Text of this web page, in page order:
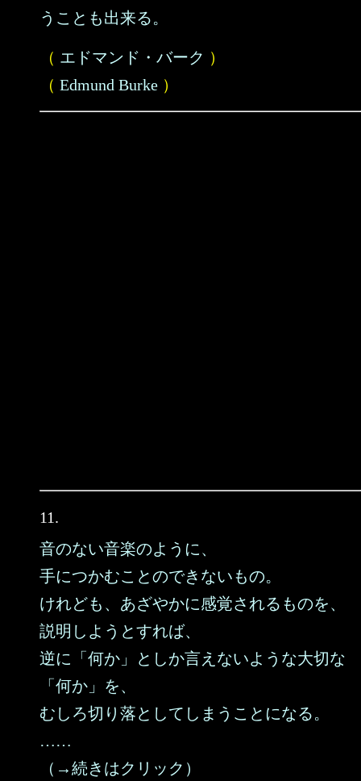
うことも出来る。
（ エドマンド・バーク ）
（ Edmund Burke ）
11.
音のない音楽のように、
手につかむことのできないもの。
けれども、あざやかに感覚されるものを、
説明しようとすれば、
逆に「何か」としか言えないような大切な
「何か」を、
むしろ切り落としてしまうことになる。
……
（→続きはクリック）